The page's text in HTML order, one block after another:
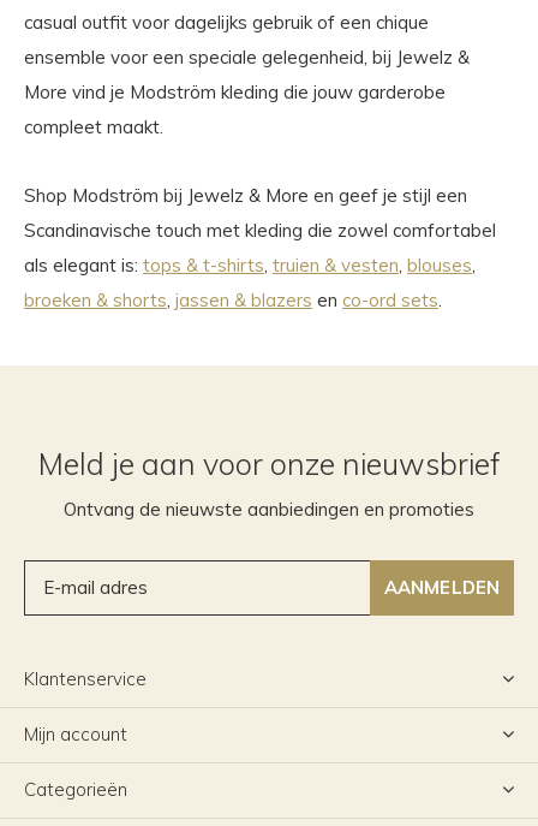
casual outfit voor dagelijks gebruik of een chique
ensemble voor een speciale gelegenheid, bij Jewelz &
More vind je Modström kleding die jouw garderobe
compleet maakt.
Shop Modström bij Jewelz & More en geef je stijl een
Scandinavische touch met kleding die zowel comfortabel
als elegant is: tops & t-shirts truien & vesten blouses
broeken & shorts jassen & blazers en co-ord sets
Meld je aan voor onze nieuwsbrief
Ontvang de nieuwste aanbiedingen en promoties
AANMELDEN
Klantenservice
Mijn account
Categorieën